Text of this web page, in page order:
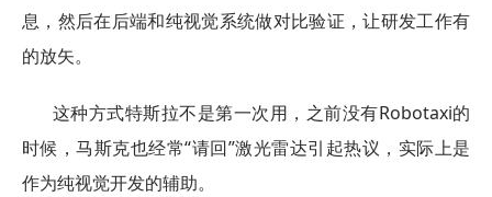
息，然后在后端和纯视觉系统做对比验证，让研发工作有
的放矢。
这种方式特斯拉不是第一次用，之前没有Robotaxi的
时候，马斯克也经常“请回”激光雷达引起热议，实际上是
作为纯视觉开发的辅助。